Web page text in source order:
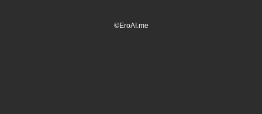
©EroAI.me